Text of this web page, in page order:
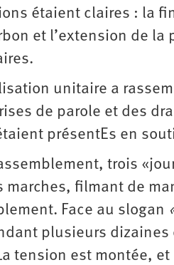
étaient claires : la
et l’extension de
unitaire a
de parole et des
présentEs en
trois
marches, filmant de
Face au slogan
plusieurs
tension est montée,